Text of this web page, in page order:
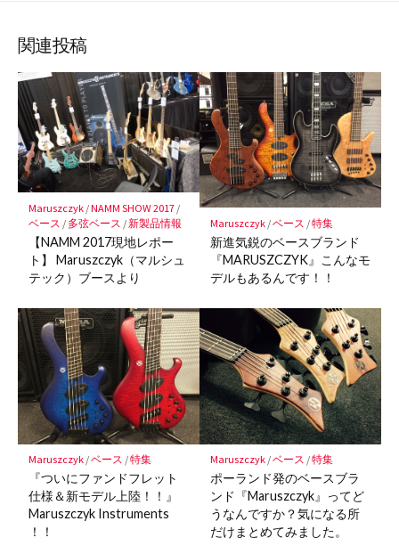
ア
マ
ー
ク
に
保
存
関連投稿
Maruszczyk/NAMM SHOW 2017/
ベース / 多弦ベース /新製品情報
【NAMM 2017現地レポー
ト】 Maruszczyk（マルシュ
テック）ブースより
Maruszczyk/ベース /特集
新進気鋭のベースブランド
『MARUSZCZYK』こんなモ
デルもあるんです！！
Maruszczyk/ベース /特集
『ついにファンドフレット
仕様＆新モデル上陸！！』
Maruszczyk Instruments
！！
Maruszczyk/ベース /特集
ポーランド発のベースブラ
ンド『Maruszczyk』ってど
うなんですか？気になる所
だけまとめてみました。